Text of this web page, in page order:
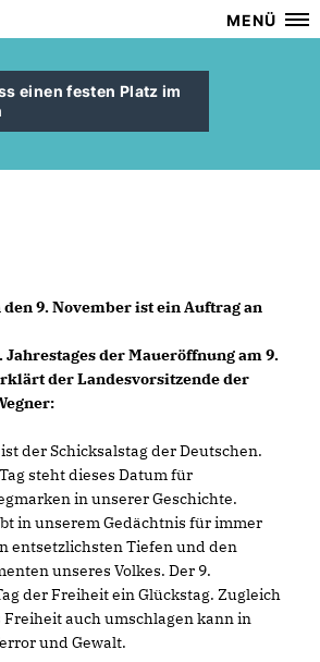
MENÜ
einen festen Platz im
den 9. November ist ein Auftrag an
Jahrestages der Maueröffnung am 9.
der Landesvorsitzende der
der Schicksalstag der Deutschen.
steht dieses Datum für
in unserer Geschichte.
in unserem Gedächtnis für immer
entsetzlichsten Tiefen und den
unseres Volkes. Der 9.
der Freiheit ein Glückstag. Zugleich
Freiheit auch umschlagen kann in
und Gewalt.